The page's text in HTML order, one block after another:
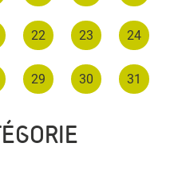
22 23 24
29 30 31